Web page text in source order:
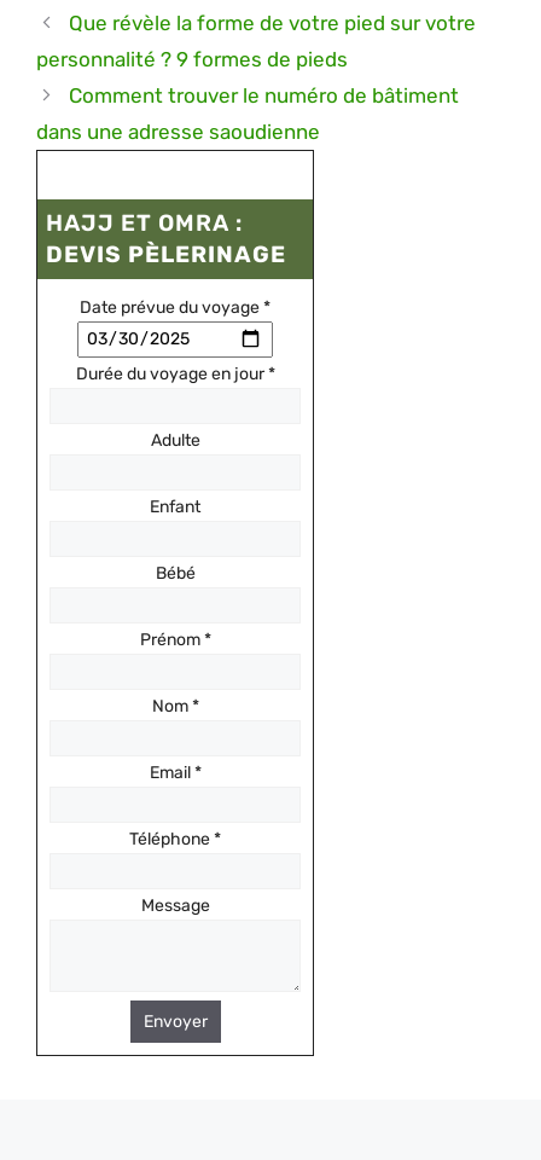
Que révèle la forme de votre pied sur votre
personnalité ? 9 formes de pieds
Comment trouver le numéro de bâtiment
dans une adresse saoudienne
HAJJ ET OMRA :
DEVIS PÈLERINAGE
Date prévue du voyage*
Durée du voyage en jour*
Adulte
Enfant
Bébé
Prénom*
Nom*
Email*
Téléphone*
Message
Envoyer